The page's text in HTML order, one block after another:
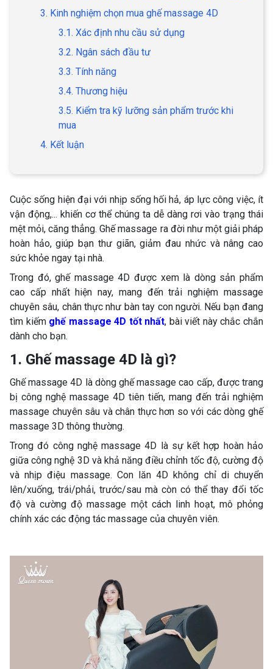
3. Kinh nghiệm chọn mua ghế massage 4D
3.1. Xác định nhu cầu sử dụng
3.2. Ngân sách đầu tư
3.3. Tính năng
3.4. Thương hiệu
3.5. Kiểm tra kỹ lưỡng sản phẩm trước khi
mua
4. Kết luận
Cuộc sống hiện đại với nhịp sống hối hả, áp lực công việc, ít
vận động,... khiến cơ thể chúng ta dễ dàng rơi vào trạng thái
mệt mỏi, căng thẳng. Ghế massage ra đời như một giải pháp
hoàn hảo, giúp bạn thư giãn, giảm đau nhức và nâng cao
sức khỏe ngay tại nhà.
Trong đó, ghế massage 4D được xem là dòng sản phẩm
cao cấp nhất hiện nay, mang đến trải nghiệm massage
chuyên sâu, chân thực như bàn tay con người. Nếu bạn đang
tìm kiếm ghế massage 4D tốt nhất, bài viết này chắc chắn
dành cho bạn.
1. Ghế massage 4D là gì?
Ghế massage 4D là dòng ghế massage cao cấp, được trang
bị công nghệ massage 4D tiên tiến, mang đến trải nghiệm
massage chuyên sâu và chân thực hơn so với các dòng ghế
massage 3D thông thường.
Trong đó công nghệ massage 4D là sự kết hợp hoàn hảo
giữa công nghệ 3D và khả năng điều chỉnh tốc độ, cường độ
và nhịp điệu massage. Con lăn 4D không chỉ di chuyển
lên/xuống, trái/phải, trước/sau mà còn có thể thay đổi tốc
độ và cường độ massage một cách linh hoạt, mô phỏng
chính xác các động tác massage của chuyên viên.